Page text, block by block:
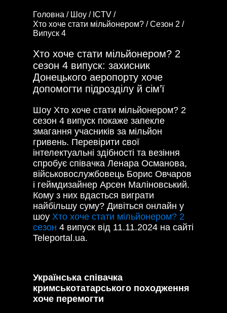
Головна / Шоу / ICTV /
Хто хоче стати мільйонером? /Сезон 2 /
Випуск 4
Хто хоче стати мільйонером? 2
сезон 4 випуск: захисник
Донецького аеропорту хоче
допомогти підрозділу й сім’ї
Шоу Хто хоче стати мільйонером? 2
сезон 4 випуск покаже запекле
змагання учасників за мільйон
гривень. Перевірити свої
інтелектуальні здібності та везіння
спробує співачка Ленара Османова,
військовослужбовець Борис Овчаров
і геймдизайнер Арсен Маліновський.
Кому з них вдасться виграти
найбільшу суму? Дивіться онлайн у
шоу Хто хоче стати мільйонером? 2
сезон 4 випуск від 11.11.2024 на сайті
Teleportal.ua.
Українська співачка
кримськотатарського походження
хоче перемогти